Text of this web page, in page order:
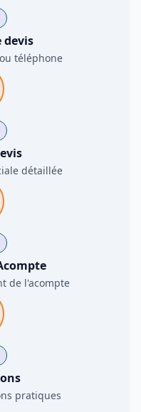
devis
téléphone
détaillée
de l'acompte
pratiques